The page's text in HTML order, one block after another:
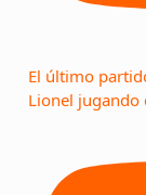
El último
Lionel jugando